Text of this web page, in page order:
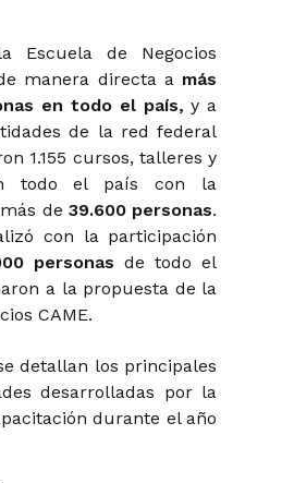
Escuela de Negocios
manera directa a más
en todo el país, y a
de la red federal
1.155 cursos, talleres y
todo el país con la
de 39.600 personas.
con la participación
personas de todo el
a la propuesta de la
CAME.
detallan los principales
desarrolladas por la
durante el año